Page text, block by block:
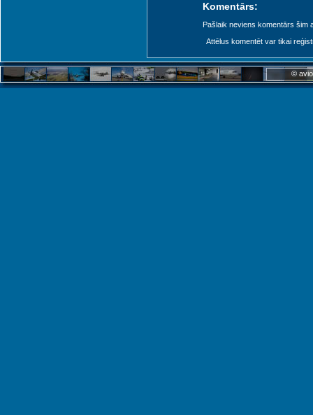
Komentārs:
Pašlaik neviens komentārs šim
Attēlus komentēt var tikai
©